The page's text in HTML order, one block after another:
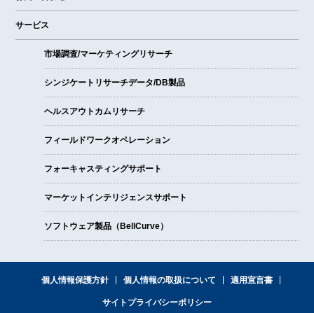
サービス
市場調査/マーケティングリサーチ
シンジケートリサーチデータ/DB製品
ヘルスアウトカムリサーチ
フィールドワークオペレーション
フォーキャスティングサポート
マーケットインテリジェンスサポート
ソフトウェア製品（BellCurve）
個人情報保護方針 個人情報の取扱について 適用宣言書
サイトプライバシーポリシー